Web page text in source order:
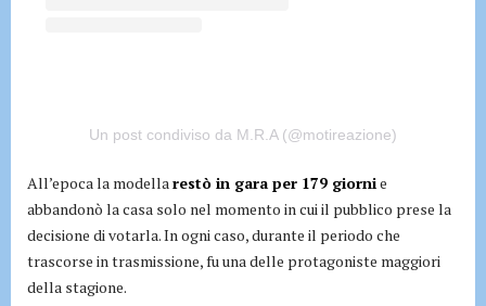
Un post condiviso da M.R.A (@motireazione)
All’epoca la modellarestò in gara per 179 giornie
abbandonò la casa solo nel momento in cui il pubblico prese la
decisione di votarla. In ogni caso, durante il periodo che
trascorse in trasmissione, fu una delle protagoniste maggiori
della stagione.